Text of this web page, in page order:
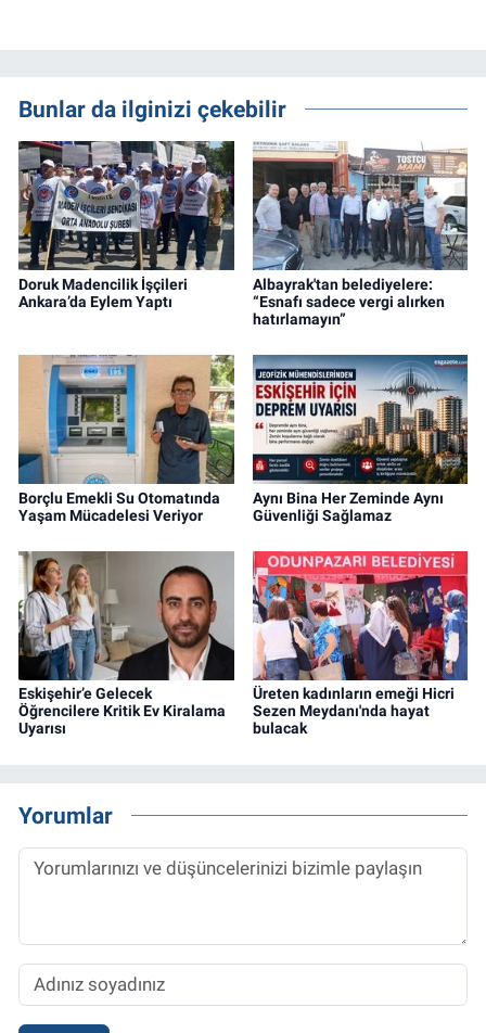
Bunlar da ilginizi çekebilir
Doruk Madencilik İşçileri
Ankara’da Eylem Yaptı
Albayrak'tan belediyelere:
“Esnafı sadece vergi alırken
hatırlamayın”
Borçlu Emekli Su Otomatında
Yaşam Mücadelesi Veriyor
Aynı Bina Her Zeminde Aynı
Güvenliği Sağlamaz
Eskişehir’e Gelecek
Öğrencilere Kritik Ev Kiralama
Uyarısı
Üreten kadınların emeği Hicri
Sezen Meydanı'nda hayat
bulacak
Yorumlar